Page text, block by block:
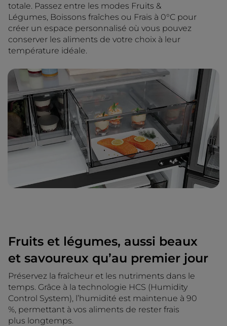
totale. Passez entre les modes Fruits &
Légumes, Boissons fraîches ou Frais à 0°C pour
créer un espace personnalisé où vous pouvez
conserver les aliments de votre choix à leur
température idéale.
Fruits et légumes, aussi beaux
et savoureux qu’au premier jour
Préservez la fraîcheur et les nutriments dans le
temps. Grâce à la technologie HCS (Humidity
Control System), l’humidité est maintenue à 90
%, permettant à vos aliments de rester frais
plus longtemps.